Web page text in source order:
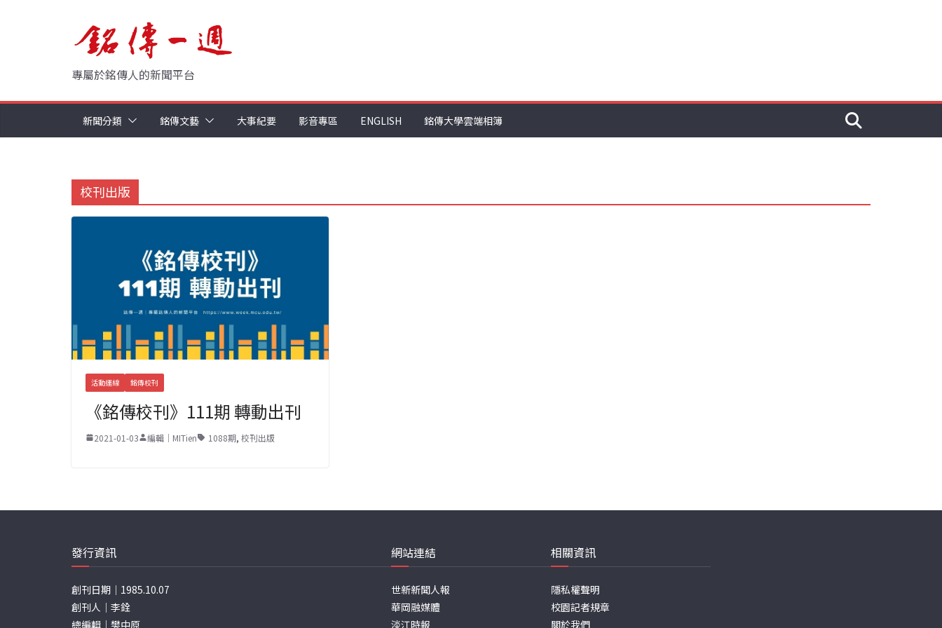
專屬於銘傳人的新聞平台
新聞分類 銘傳文藝 大事紀要 影音專區 ENGLISH 銘傳大學雲端相簿
校刊出版
活動連線 銘傳校刊
《銘傳校刊》111期 轉動出刊
2021-01-03 編輯｜MITien 1088期, 校刊出版
發行資訊
創刊日期｜1985.10.07
創刊人｜李銓
總編輯｜樊中原
網站連結
世新新聞人報
華岡融媒體
淡江時報
相關資訊
隱私權聲明
校園記者規章
關於我們